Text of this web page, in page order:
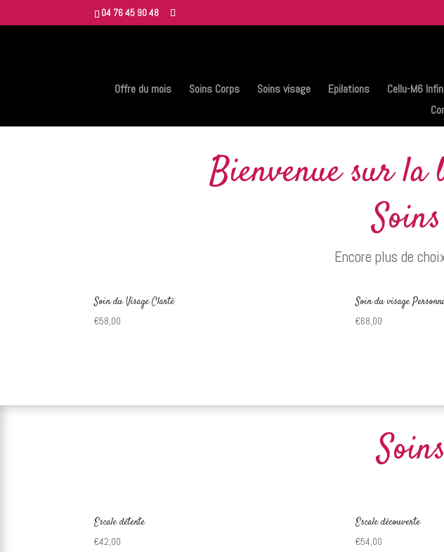
04 76 45 90 48
Offre du mois Soins Corps Soins visage Epilations Cellu-M6
Bienvenue sur la
Encore plus de
Soin du Visage Clarté
€58,00
Soin du visage
€68,00
Escale détente
€42,00
Escale découverte
€54,00